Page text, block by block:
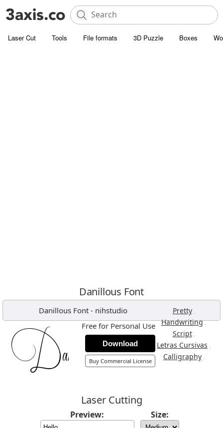
Laser Cut Tools File formats 3D Puzzle Boxes
Danillous Font
Danillous Font- nihstudio Pretty ,
Handwriting,
Script ,
Letras Cursivas ,
Calligraphy ,
Free for Personal Use
Download
Buy Commercial License
Laser Cutting
Preview: Size: